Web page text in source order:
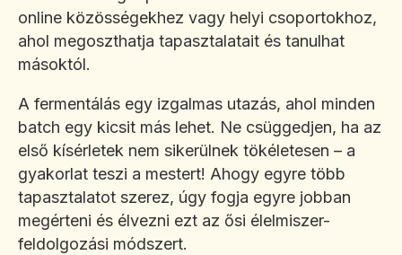
online közösségekhez vagy helyi csoportokhoz,
ahol megoszthatja tapasztalatait és tanulhat
másoktól.
A fermentálás egy izgalmas utazás, ahol minden
batch egy kicsit más lehet. Ne csüggedjen, ha az
első kísérletek nem sikerülnek tökéletesen – a
gyakorlat teszi a mestert! Ahogy egyre több
tapasztalatot szerez, úgy fogja egyre jobban
megérteni és élvezni ezt az ősi élelmiszer-
feldolgozási módszert.